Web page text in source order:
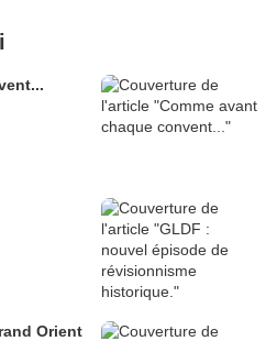
Orient